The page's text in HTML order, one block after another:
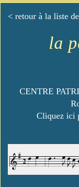
< retour à la liste
la
CENTRE
Cliquez ici